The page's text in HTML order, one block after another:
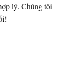
lý. Chúng tôi